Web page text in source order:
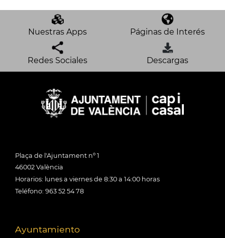
Nuestras Apps Páginas de Interés
Redes Sociales Descargas
Plaça de l'Ajuntament nº 1
46002 València
Horarios: lunes a viernes de 8:30 a 14:00 horas
Teléfono: 963 52 54 78
Ayuntamiento